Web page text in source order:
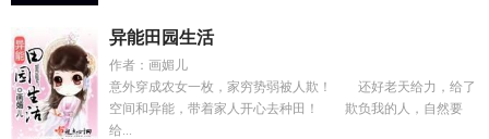
异能田园生活
作者：画媚儿
意外穿成农女一枚，家穷势弱被人欺！ 还好老天给力，给了
空间和异能，带着家人开心去种田！ 欺负我的人，自然要
给...